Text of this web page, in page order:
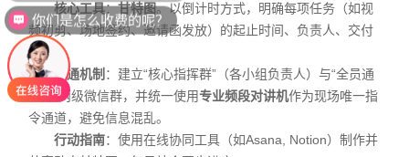
核心工具：甘特图。以倒计时方式，明确每项任务（如视
频初剪、场地签约、邀请函发放）的起止时间、负责人、交付
标准。
沟通机制 ：建立“核心指挥群”（各小组负责人）与“全员通
知群”两级微信群，并统一使用专业频段对讲机作为现场唯一指
令通道，避免信息混乱。
行动指南：使用在线协同工具（如Asana, Notion）制作并
你们是怎么收费的呢？